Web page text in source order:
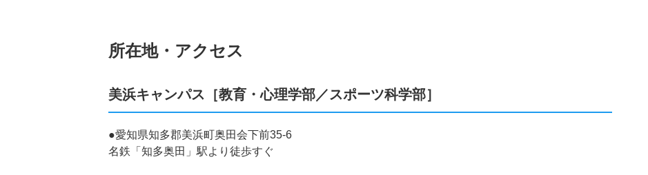
所在地・アクセス
美浜キャンパス［教育・心理学部／スポーツ科学部］
●愛知県知多郡美浜町奥田会下前35-6
名鉄「知多奥田」駅より徒歩すぐ